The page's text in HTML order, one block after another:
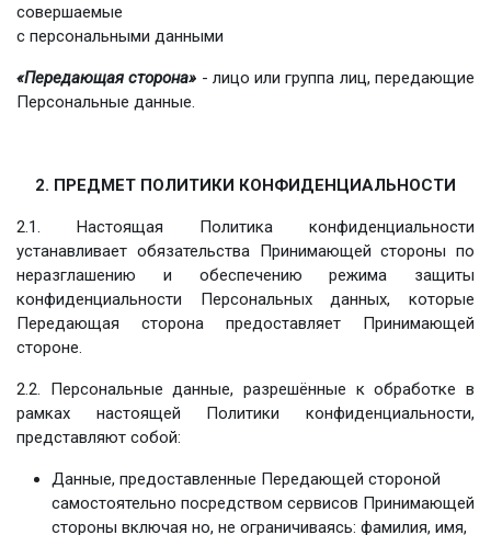
совершаемые
с персональными данными
«Передающая сторона» - лицо или группа лиц, передающие
Персональные данные.
2. ПРЕДМЕТ ПОЛИТИКИ КОНФИДЕНЦИАЛЬНОСТИ
2.1. Настоящая Политика конфиденциальности
устанавливает обязательства Принимающей стороны по
неразглашению и обеспечению режима защиты
конфиденциальности Персональных данных, которые
Передающая сторона предоставляет Принимающей
стороне.
2.2. Персональные данные, разрешённые к обработке в
рамках настоящей Политики конфиденциальности,
представляют собой:
Данные, предоставленные Передающей стороной
самостоятельно посредством сервисов Принимающей
стороны включая но, не ограничиваясь: фамилия, имя,